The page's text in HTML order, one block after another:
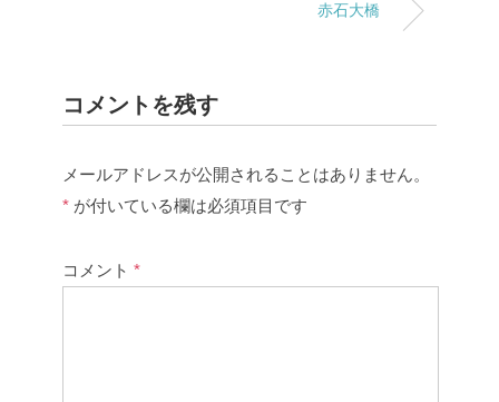
赤石大橋
コメントを残す
メールアドレスが公開されることはありません。
* が付いている欄は必須項目です
コメント *